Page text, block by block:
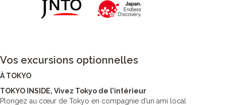
Vos excursions optionnelles
À TOKYO
TOKYO INSIDE, Vivez Tokyo de l’intérieur
Plongez au cœur de Tokyo en compagnie d’un ami local